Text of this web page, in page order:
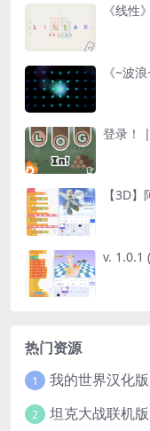
《线性》
《~波浪
登录！
【3D
v. 1.0.1
热门资源
1 我的世界汉化版
2 坦克大战联机版